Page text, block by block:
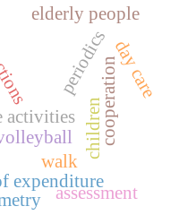
activities
periodics
children
expenditure
walk
elderly people
day care
cooperation
assessment